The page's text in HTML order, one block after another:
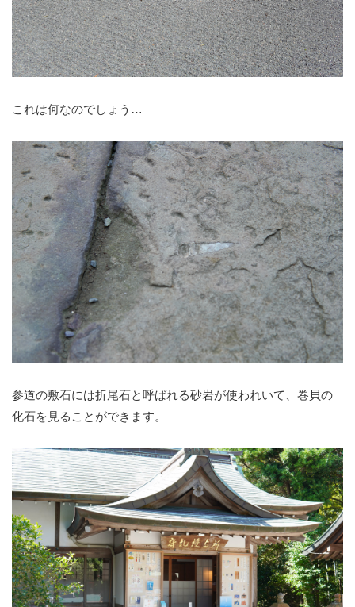
これは何なのでしょう…
参道の敷石には折尾石と呼ばれる砂岩が使われいて、巻貝の
化石を見ることができます。